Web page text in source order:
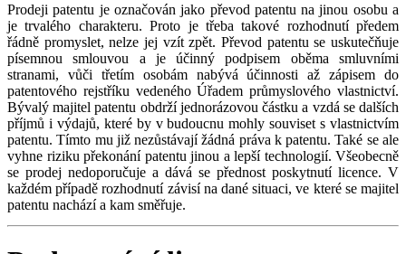
Prodeji patentu je označován jako převod patentu na jinou osobu a
je trvalého charakteru. Proto je třeba takové rozhodnutí předem
řádně promyslet, nelze jej vzít zpět. Převod patentu se uskutečňuje
písemnou smlouvou a je účinný podpisem oběma smluvními
stranami, vůči třetím osobám nabývá účinnosti až zápisem do
patentového rejstříku vedeného Úřadem průmyslového vlastnictví.
Bývalý majitel patentu obdrží jednorázovou částku a vzdá se dalších
příjmů i výdajů, které by v budoucnu mohly souviset s vlastnictvím
patentu. Tímto mu již nezůstávají žádná práva k patentu. Také se ale
vyhne riziku překonání patentu jinou a lepší technologií. Všeobecně
se prodej nedoporučuje a dává se přednost poskytnutí licence. V
každém případě rozhodnutí závisí na dané situaci, ve které se majitel
patentu nachází a kam směřuje.